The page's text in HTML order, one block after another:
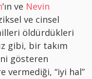
’ın ve Nevin
ve cinsel
öldürdükleri
gibi, bir takım
gösteren
vermediği, “iyi hal”